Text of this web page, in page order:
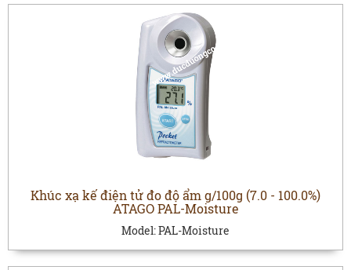
Khúc xạ kế điện tử đo độ ẩm g/100g (7.0 - 100.0%)
ATAGO PAL-Moisture
Model:PAL-Moisture